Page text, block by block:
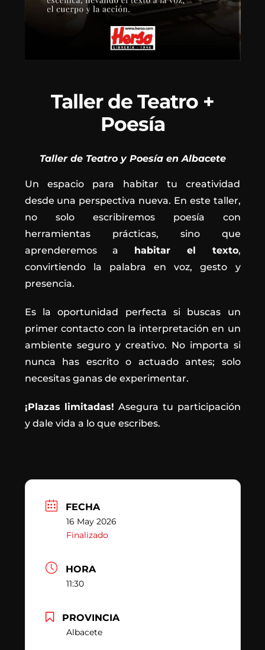
Taller de Teatro +
Poesía
Taller de Teatro y Poesía en Albacete
Un espacio para habitar tu creatividad
desde una perspectiva nueva. En este taller,
no solo escribiremos poesía con
herramientas prácticas, sino que
aprenderemos a habitar el texto,
convirtiendo la palabra en voz, gesto y
presencia.
Es la oportunidad perfecta si buscas un
primer contacto con la interpretación en un
ambiente seguro y creativo. No importa si
nunca has escrito o actuado antes; solo
necesitas ganas de experimentar.
¡Plazas limitadas! Asegura tu participación
y dale vida a lo que escribes.
FECHA
16 May 2026
Finalizado
HORA
11:30
PROVINCIA
Albacete